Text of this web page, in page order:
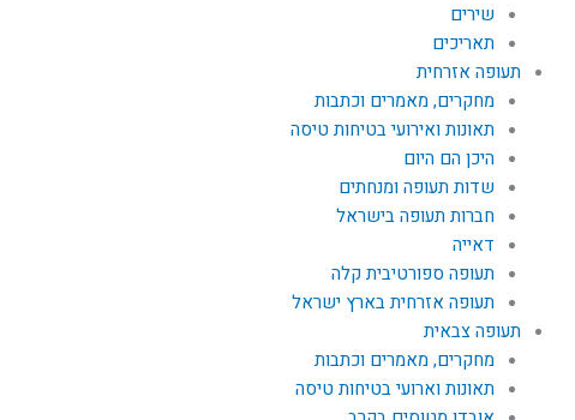
שירים
תאריכים
תעופה אזרחית
מחקרים, מאמרים וכתבות
תאונות ואירועי בטיחות טיסה
היכן הם היום
שדות תעופה ומנחתים
חברות תעופה בישראל
דאייה
תעופה ספורטיבית קלה
תעופה אזרחית בארץ ישראל
תעופה צבאית
מחקרים, מאמרים וכתבות
תאונות וארועי בטיחות טיסה